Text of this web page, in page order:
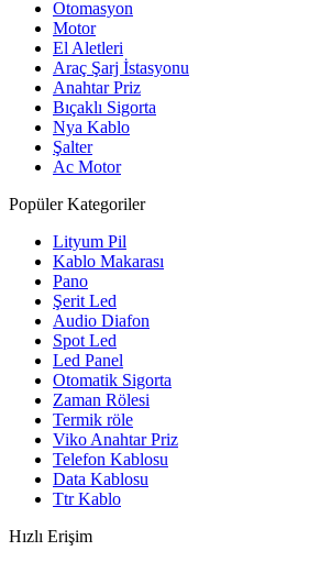
Otomasyon
Motor
El Aletleri
Araç Şarj İstasyonu
Anahtar Priz
Bıçaklı Sigorta
Nya Kablo
Şalter
Ac Motor
Popüler Kategoriler
Lityum Pil
Kablo Makarası
Pano
Şerit Led
Audio Diafon
Spot Led
Led Panel
Otomatik Sigorta
Zaman Rölesi
Termik röle
Viko Anahtar Priz
Telefon Kablosu
Data Kablosu
Ttr Kablo
Hızlı Erişim